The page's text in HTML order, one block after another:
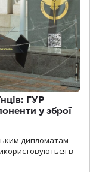
ГУР
у зброї
дипломатам
в